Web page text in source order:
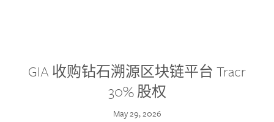
GIA 收购钻石溯源区块链平台 Tracr
30% 股权
May 29, 2026